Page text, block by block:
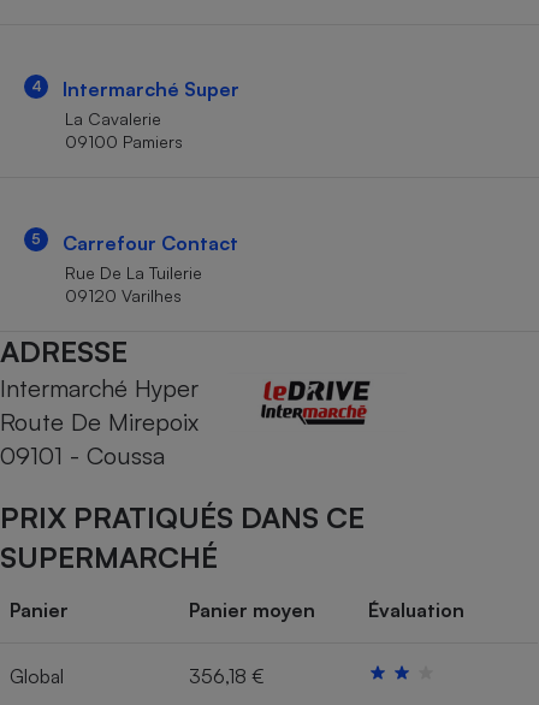
4 Intermarché Super
La Cavalerie
09100 Pamiers
5 Carrefour Contact
Rue De La Tuilerie
09120 Varilhes
ADRESSE
Intermarché Hyper
Route De Mirepoix
09101 - Coussa
PRIX PRATIQUÉS DANS CE
SUPERMARCHÉ
Panier Panier moyen Évaluation
Global 356,18 €
Cafetière à expressos
Robot ménager